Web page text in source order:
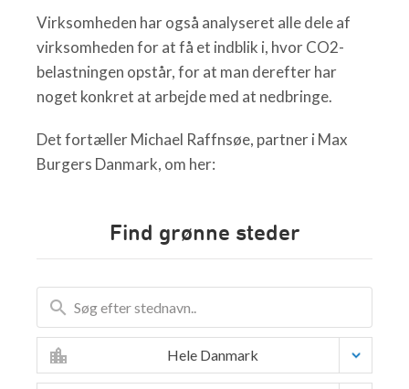
Virksomheden har også analyseret alle dele af
virksomheden for at få et indblik i, hvor CO2-
belastningen opstår, for at man derefter har
noget konkret at arbejde med at nedbringe.
Det fortæller Michael Raffnsøe, partner i Max
Burgers Danmark, om her:
Find grønne steder
Hele Danmark